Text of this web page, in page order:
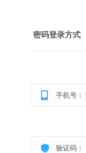
密码登录方式
手机号：
验证码：